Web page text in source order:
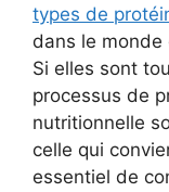
types de
dans le
Si elles sont
processus de
nutritionnelle
celle qui
essentiel de